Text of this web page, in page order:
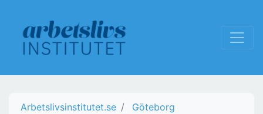
Arbetslivsinstitutet.se
Göteborg